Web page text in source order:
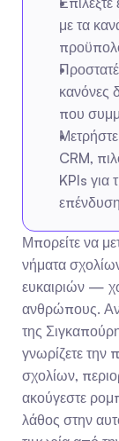
με τα
κανόνες
που
CRM,
KPIs για
Μπορείτε να
νήματα
ευκαιριών —
ανθρώπους. Αν
της
γνωρίζετε την
σχολίων,
ακούγεστε
λάθος στην